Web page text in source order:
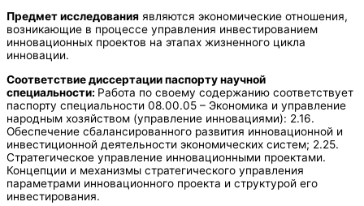
Предмет исследования являются экономические отношения,
возникающие в процессе управления инвестированием
инновационных проектов на этапах жизненного цикла
инновации.
Соответствие диссертации паспорту научной
специальности: Работа по своему содержанию соответствует
паспорту специальности 08.00.05 – Экономика и управление
народным хозяйством (управление инновациями): 2.16.
Обеспечение сбалансированного развития инновационной и
инвестиционной деятельности экономических систем; 2.25.
Стратегическое управление инновационными проектами.
Концепции и механизмы стратегического управления
параметрами инновационного проекта и структурой его
инвестирования.